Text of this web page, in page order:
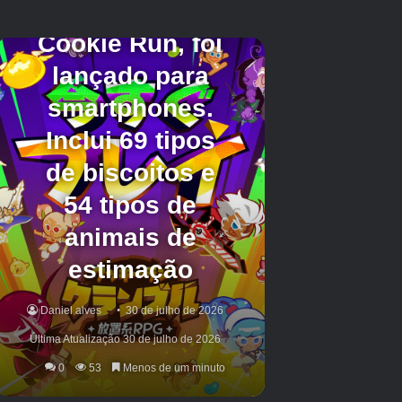
Concentre-se no Ditto, não na corda
cronometrar meus saltos focando no Ditto e não na corda.
Parece contra-intuitivo, mas achei melhor olhar para Ditto e
depois ter a corda na minha visão periférica – uma vez
visível, eu pularia.
Jogue com amigos– A velocidade pode ser mais fácil de
controlar se você estiver tentando competir com amigos,
mas lembre-se de que todos precisam estar sincronizados
para passar pela corda.
Crédito da imagem:Eurogamer/The Pokémon Company
Recompensas do concurso